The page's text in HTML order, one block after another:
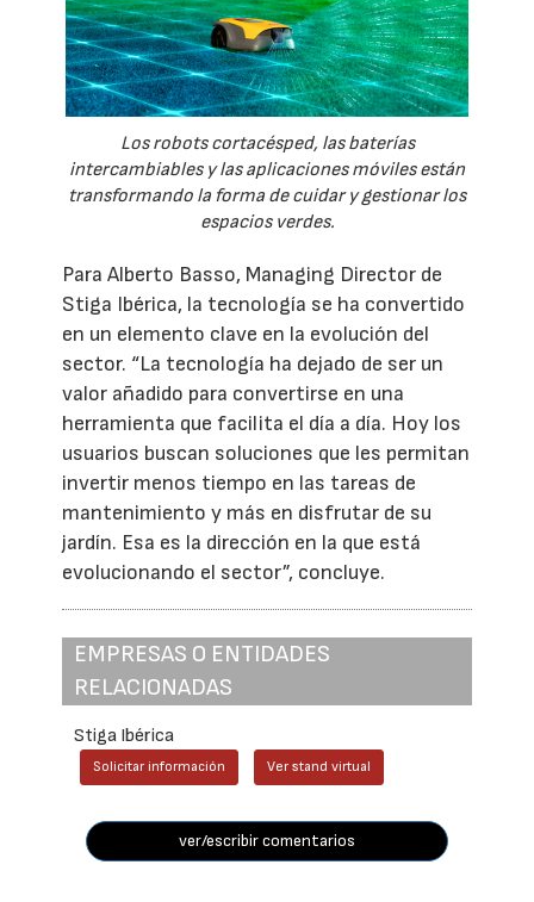
Los robots cortacésped, las baterías
intercambiables y las aplicaciones móviles están
transformando la forma de cuidar y gestionar los
espacios verdes.
Para Alberto Basso, Managing Director de
Stiga Ibérica, la tecnología se ha convertido
en un elemento clave en la evolución del
sector. “La tecnología ha dejado de ser un
valor añadido para convertirse en una
herramienta que facilita el día a día. Hoy los
usuarios buscan soluciones que les permitan
invertir menos tiempo en las tareas de
mantenimiento y más en disfrutar de su
jardín. Esa es la dirección en la que está
evolucionando el sector”, concluye.
EMPRESAS O ENTIDADES
RELACIONADAS
Stiga Ibérica
Solicitar información Ver stand virtual
ver/escribir comentarios